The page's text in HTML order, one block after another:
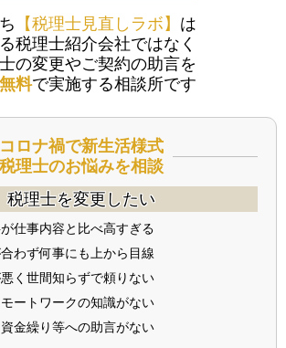
【税理士見直しラボ】 は
税理士紹介会社ではなく
の変更やご契約の助言を
料で実施する相談所です
コロナ禍で新生活様式
税理士のお悩みを相談
税理士を変更したい
仕事内容と比べ高すぎる
わず何事にも上から目線
く世間知らずで頼りない
ートワークの知識がない
金繰り等への助言がない